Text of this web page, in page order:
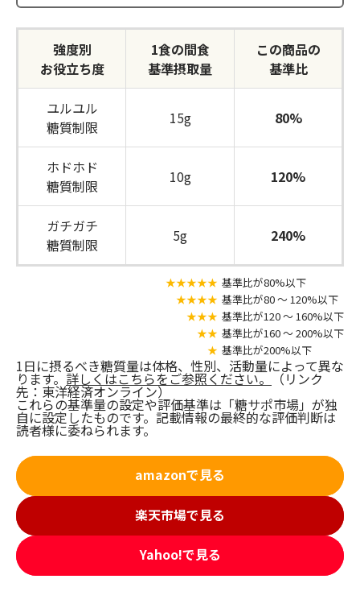
強度別
お役立ち度
1食の間食
基準摂取量
この商品の
基準比
ユルユル
糖質制限
15g 80%
ホドホド
糖質制限
10g 120%
ガチガチ
糖質制限
5g 240%
★★★★★ 基準比が80%以下
★★★★ 基準比が80 〜 120%以下
★★★ 基準比が120 〜 160%以下
★★ 基準比が160 〜 200%以下
★ 基準比が200%以下
1日に摂るべき糖質量は体格、性別、活動量によって異な
ります。 詳しくはこちらをご参照ください。 （リンク
先：東洋経済オンライン）
これらの基準量の設定や評価基準は「糖サポ市場」が独
自に設定したものです。記載情報の最終的な評価判断は
読者様に委ねられます。
amazonで見る
楽天市場で見る
Yahoo!で見る